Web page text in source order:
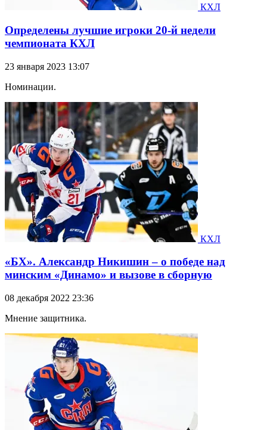
КХЛ
Определены лучшие игроки 20-й недели
чемпионата КХЛ
23 января 2023 13:07
Номинации.
КХЛ
«БХ». Александр Никишин – о победе над
минским «Динамо» и вызове в сборную
08 декабря 2022 23:36
Мнение защитника.